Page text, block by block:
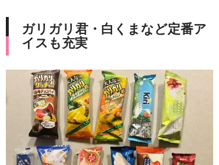
ガリガリ君・白くまなど定番ア
イスも充実